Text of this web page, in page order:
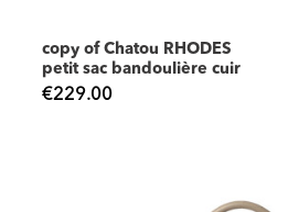
copy of Chatou RHODES
petit sac bandoulière cuir
€229.00